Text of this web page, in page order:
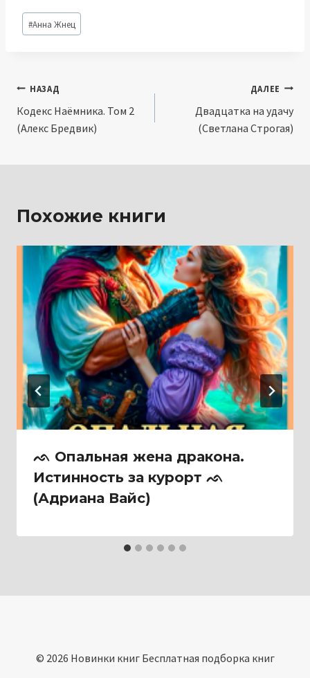
Метки
записи:
#Анна Жнец
Навигация
по
НАЗАД
Кодекс Наёмника. Том 2
(Алекс Бредвик)
ДАЛЕЕ
Двадцатка на удачу
(Светлана Строгая)
Похожие книги
ᨒ Опальная жена дракона.
Истинность за курорт ᨒ
(Адриана Вайс)
© 2026 Новинки книг Бесплатная подборка книг